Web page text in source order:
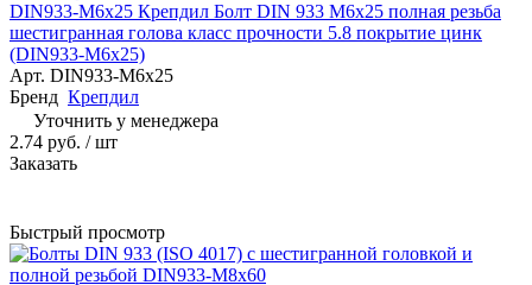
DIN933-М6x25 Крепдил Болт DIN 933 М6х25 полная резьба
шестигранная голова класс прочности 5.8 покрытие цинк
(DIN933-М6x25)
Арт. DIN933-М6x25
Бренд Крепдил
Уточнить у менеджера
2.74 руб. / шт
Заказать
Быстрый просмотр